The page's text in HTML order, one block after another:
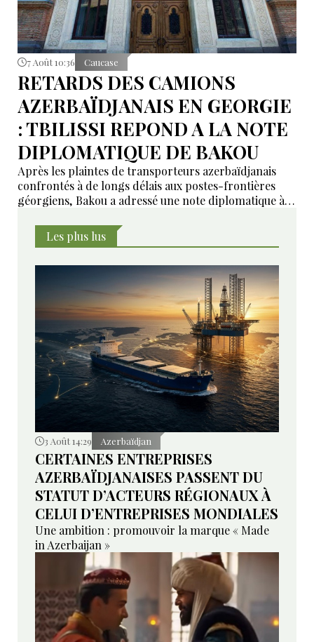
7 Août 10:36 Caucase
RETARDS DES CAMIONS
AZERBAÏDJANAIS EN GEORGIE
: TBILISSI REPOND A LA NOTE
DIPLOMATIQUE DE BAKOU
Après les plaintes de transporteurs azerbaïdjanais
confrontés à de longs délais aux postes-frontières
géorgiens, Bakou a adressé une note diplomatique à
affirme avoir transmis la demande aux autorités
compétentes et annoncé des mesures pour examiner
Les plus lus
3 Août 14:29 Azerbaïdjan
CERTAINES ENTREPRISES
AZERBAÏDJANAISES PASSENT DU
STATUT D’ACTEURS RÉGIONAUX À
CELUI D’ENTREPRISES MONDIALES
Une ambition : promouvoir la marque « Made
in Azerbaijan »